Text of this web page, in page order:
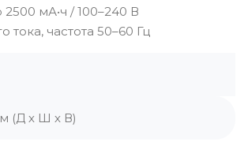
2500 мА•ч / 100–240 В
тока, частота 50–60 Гц
(Д х Ш х В)